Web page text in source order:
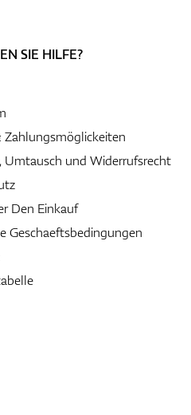
SIE HILFE?
Zahlungsmöglickeiten
Umtausch und Widerrufsrecht
Den Einkauf
Geschaeftsbedingungen